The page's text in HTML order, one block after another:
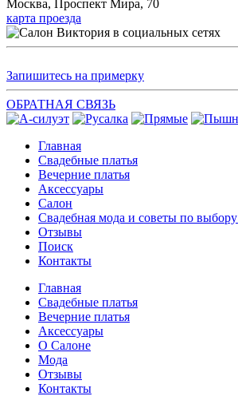
Москва, Проспект Мира, 70
карта проезда
Запишитесь на примерку
ОБРАТНАЯ СВЯЗЬ
Главная
Свадебные платья
Вечерние платья
Аксессуары
Салон
Свадебная мода и советы по выбору
Отзывы
Поиск
Контакты
Главная
Свадебные платья
Вечерние платья
Аксессуары
О Салоне
Мода
Отзывы
Контакты